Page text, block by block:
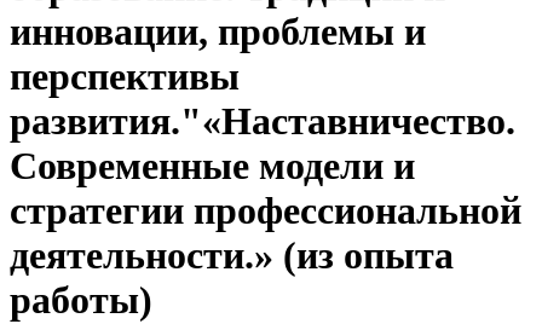
инновации, проблемы и
перспективы
развития."«Наставничество.
Современные модели и
стратегии профессиональной
деятельности.» (из опыта
работы)